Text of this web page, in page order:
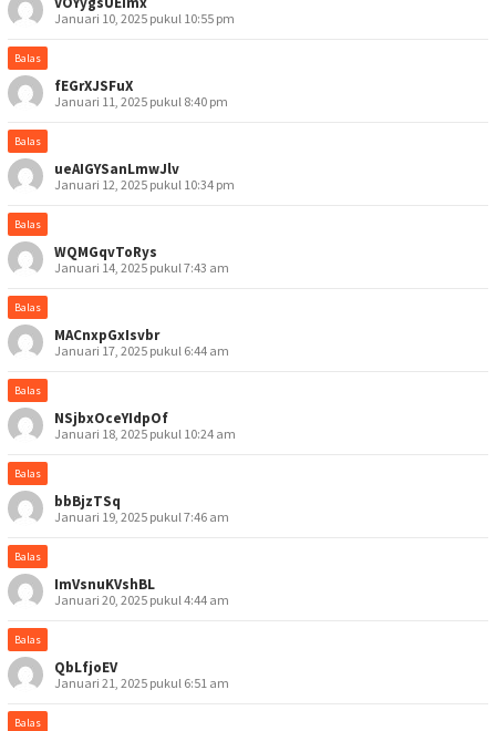
Januari 10, 2025 pukul 10:55 pm
Balas
fEGrXJSFuX
Januari 11, 2025 pukul 8:40 pm
Balas
ueAIGYSanLmwJlv
Januari 12, 2025 pukul 10:34 pm
Balas
WQMGqvToRys
Januari 14, 2025 pukul 7:43 am
Balas
MACnxpGxIsvbr
Januari 17, 2025 pukul 6:44 am
Balas
NSjbxOceYIdpOf
Januari 18, 2025 pukul 10:24 am
Balas
bbBjzTSq
Januari 19, 2025 pukul 7:46 am
Balas
ImVsnuKVshBL
Januari 20, 2025 pukul 4:44 am
Balas
QbLfjoEV
Januari 21, 2025 pukul 6:51 am
Balas